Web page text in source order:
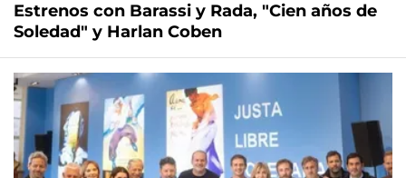
Estrenos con Barassi y Rada, "Cien años de
Soledad" y Harlan Coben